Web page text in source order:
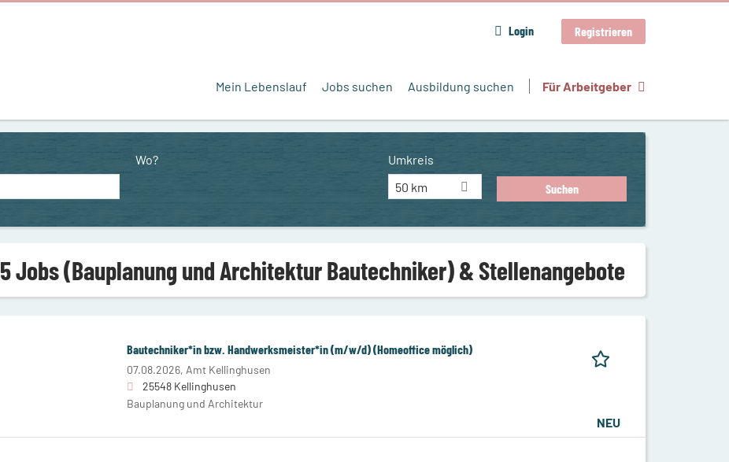
Login Registrieren
Mein Lebenslauf Jobs suchen Ausbildung suchen Für Arbeitgeber
Wo?
Umkreis
50 km
5 Jobs (Bauplanung und Architektur Bautechniker) & Stellenangebote
Bautechniker*in bzw. Handwerksmeister*in (m/w/d) (Homeoffice möglich)
07.08.2026, Amt Kellinghusen
25548 Kellinghusen
Bauplanung und Architektur
NEU